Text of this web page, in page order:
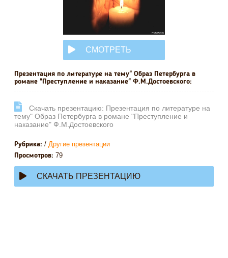
СМОТРЕТЬ
Презентация по литературе на тему" Образ Петербурга в
романе "Преступление и наказание" Ф.М.Достоевского:
Cкачать презентацию: Презентация по литературе на
тему" Образ Петербурга в романе "Преступление и
наказание" Ф.М.Достоевского
Рубрика: / Другие презентации
Просмотров: 79
СКАЧАТЬ ПРЕЗЕНТАЦИЮ